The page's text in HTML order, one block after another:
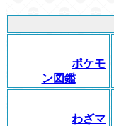
ポケモ
ン図鑑
わざマ